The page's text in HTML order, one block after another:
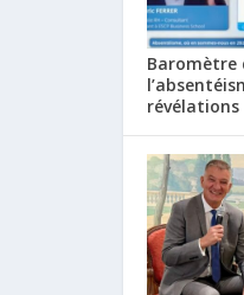
Baromètre
révélations